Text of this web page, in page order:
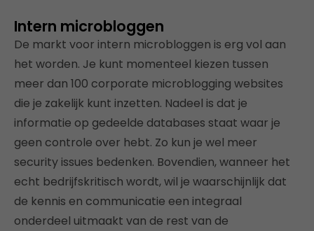
Intern microbloggen
De markt voor intern microbloggen is erg vol aan
het worden. Je kunt momenteel kiezen tussen
meer dan 100 corporate microblogging websites
die je zakelijk kunt inzetten. Nadeel is dat je
informatie op gedeelde databases staat waar je
geen controle over hebt. Zo kun je wel meer
security issues bedenken. Bovendien, wanneer het
echt bedrijfskritisch wordt, wil je waarschijnlijk dat
de kennis en communicatie een integraal
onderdeel uitmaakt van de rest van de